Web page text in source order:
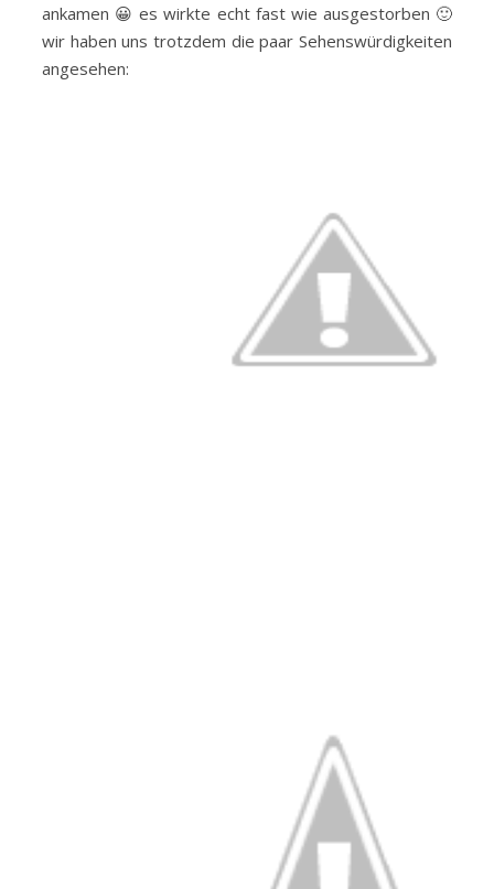
ankamen 😀 es wirkte echt fast wie ausgestorben 🙂
wir haben uns trotzdem die paar Sehenswürdigkeiten
angesehen: